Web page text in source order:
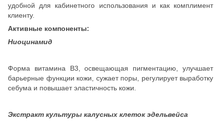
удобной для кабинетного использования и как комплимент
клиенту.
Активные компоненты:
Ниоцинамид
Форма витамина В3, освещающая пигментацию, улучшает
барьерные функции кожи, сужает поры, регулирует выработку
себума и повышает эластичность кожи.
Экстракт культуры калусных клеток эдельвейса